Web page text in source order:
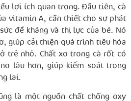
lợi ích quan trọng. Đầu tiên, cà
vitamin A, cần thiết cho sự phát
đề kháng và thị lực của bé. Nó
giúp cải thiện quá trình tiêu hóa
trẻ nhỏ. Chất xơ trong cà rốt có
lâu hơn, giúp kiểm soát trọng
lai.
là một nguồn chất chống oxy